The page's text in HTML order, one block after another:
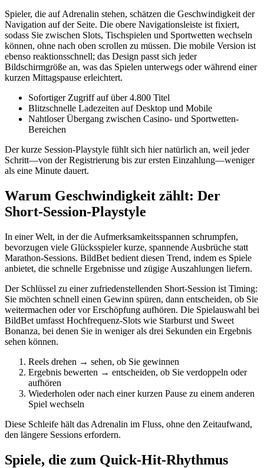
Spieler, die auf Adrenalin stehen, schätzen die Geschwindigkeit der
Navigation auf der Seite. Die obere Navigationsleiste ist fixiert,
sodass Sie zwischen Slots, Tischspielen und Sportwetten wechseln
können, ohne nach oben scrollen zu müssen. Die mobile Version ist
ebenso reaktionsschnell; das Design passt sich jeder
Bildschirmgröße an, was das Spielen unterwegs oder während einer
kurzen Mittagspause erleichtert.
Sofortiger Zugriff auf über 4.800 Titel
Blitzschnelle Ladezeiten auf Desktop und Mobile
Nahtloser Übergang zwischen Casino- und Sportwetten-
Bereichen
Der kurze Session-Playstyle fühlt sich hier natürlich an, weil jeder
Schritt—von der Registrierung bis zur ersten Einzahlung—weniger
als eine Minute dauert.
Warum Geschwindigkeit zählt: Der
Short‑Session-Playstyle
In einer Welt, in der die Aufmerksamkeitsspannen schrumpfen,
bevorzugen viele Glücksspieler kurze, spannende Ausbrüche statt
Marathon-Sessions. BildBet bedient diesen Trend, indem es Spiele
anbietet, die schnelle Ergebnisse und zügige Auszahlungen liefern.
Der Schlüssel zu einer zufriedenstellenden Short‑Session ist Timing:
Sie möchten schnell einen Gewinn spüren, dann entscheiden, ob Sie
weitermachen oder vor Erschöpfung aufhören. Die Spielauswahl bei
BildBet umfasst Hochfrequenz-Slots wie Starburst und Sweet
Bonanza, bei denen Sie in weniger als drei Sekunden ein Ergebnis
sehen können.
Reels drehen → sehen, ob Sie gewinnen
Ergebnis bewerten → entscheiden, ob Sie verdoppeln oder
aufhören
Wiederholen oder nach einer kurzen Pause zu einem anderen
Spiel wechseln
Diese Schleife hält das Adrenalin im Fluss, ohne den Zeitaufwand,
den längere Sessions erfordern.
Spiele, die zum Quick‑Hit-Rhythmus